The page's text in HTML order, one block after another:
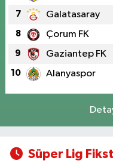
7 Galatasaray
8 Çorum FK
9 Gaziantep FK
10 Alanyaspor
Süper Lig